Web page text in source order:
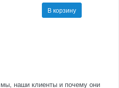
В корзину
наши клиенты и почему они